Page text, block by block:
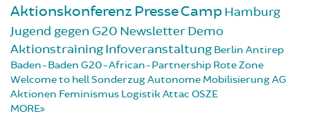
Aktionskonferenz PresseCampHamburg
Jugend gegen G20 NewsletterDemo
AktionstrainingInfoveranstaltung Berlin Antirep
Baden-Baden G20-African-Partnership Rote Zone
Welcome to hellSonderzugAutonome MobilisierungAG
Aktionen Feminismus Logistik Attac OSZE
MORE